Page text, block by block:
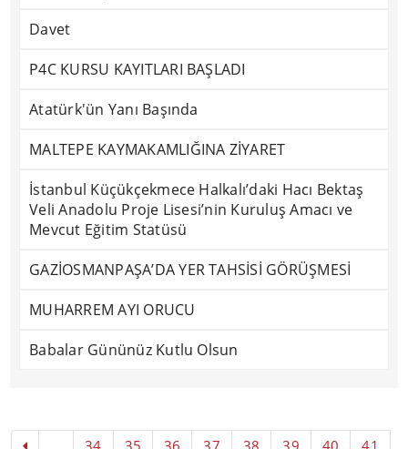
Davet
P4C KURSU KAYITLARI BAŞLADI
Atatürk'ün Yanı Başında
MALTEPE KAYMAKAMLIĞINA ZİYARET
İstanbul Küçükçekmece Halkalı’daki Hacı Bektaş
Veli Anadolu Proje Lisesi’nin Kuruluş Amacı ve
Mevcut Eğitim Statüsü
GAZİOSMANPAŞA’DA YER TAHSİSİ GÖRÜŞMESİ
MUHARREM AYI ORUCU
Babalar Gününüz Kutlu Olsun
34 35 36 37 38 39 40 41